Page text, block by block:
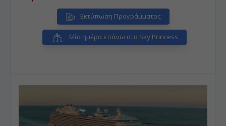
Εκτύπωση Προγράμματος
Μία ημέρα επάνω στο Sky Princess